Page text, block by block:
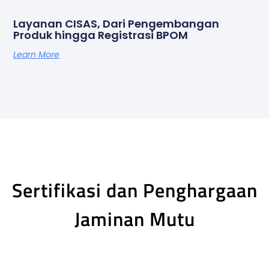
Layanan CISAS, Dari Pengembangan
Produk hingga Registrasi BPOM
Learn More
Sertifikasi dan Penghargaan
Jaminan Mutu